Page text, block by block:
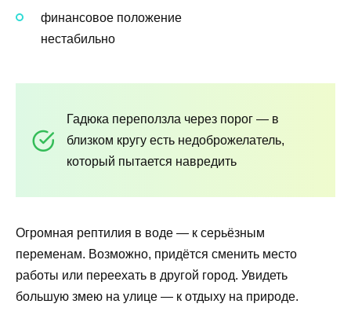
финансовое положение
нестабильно
Гадюка переползла через порог — в
близком кругу есть недоброжелатель,
который пытается навредить
Огромная рептилия в воде — к серьёзным
переменам. Возможно, придётся сменить место
работы или переехать в другой город. Увидеть
большую змею на улице — к отдыху на природе.